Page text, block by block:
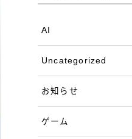
AI
Uncategorized
お知らせ
ゲーム